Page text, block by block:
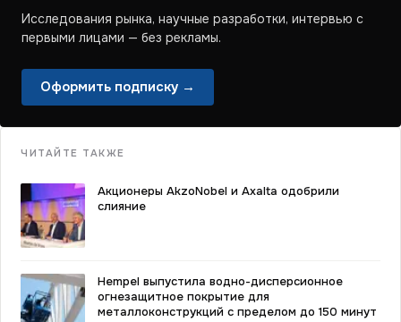
Исследования рынка, научные разработки, интервью с
первыми лицами — без рекламы.
Оформить подписку →
ЧИТАЙТЕ ТАКЖЕ
Акционеры AkzoNobel и Axalta одобрили
слияние
Hempel выпустила водно-дисперсионное
огнезащитное покрытие для
металлоконструкций с пределом до 150 минут